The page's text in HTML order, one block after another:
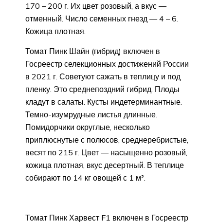
170 – 200 г. Их цвет розовый, а вкус —
отменный. Число семенных гнезд — 4 – 6.
Кожица плотная.
Томат Пинк Шайн (гибрид) включен в
Госреестр селекционных достижений России
в 2021 г. Советуют сажать в теплицу и под
пленку. Это среднепоздний гибрид. Плоды
кладут в салаты. Кусты индетерминантные.
Темно-изумрудные листья длинные.
Помидорчики округлые, несколько
приплюснутые с полюсов, среднеребристые,
весят по 215 г. Цвет — насыщенно розовый,
кожица плотная, вкус десертный. В теплице
собирают по 14 кг овощей с 1 м².
Томат Пинк Харвест F1 включен в Госреестр